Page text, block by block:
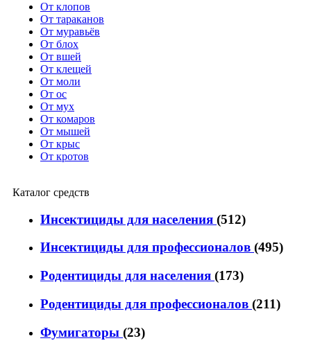
От клопов
От тараканов
От муравьёв
От блох
От вшей
От клещей
От моли
От ос
От мух
От комаров
От мышей
От крыс
От кротов
Каталог средств
Инсектициды для населения (512)
Инсектициды для профессионалов (495)
Родентициды для населения (173)
Родентициды для профессионалов (211)
Фумигаторы (23)